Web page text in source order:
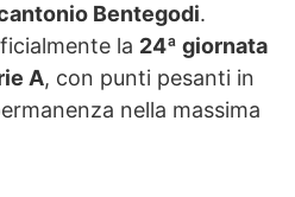
Bentegodi.
la 24ª giornata
A, con punti pesanti in
nella massima